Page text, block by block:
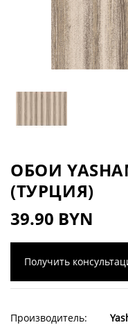
ОБОИ
(ТУРЦИЯ)
39.90 BYN
Получить
Производитель: